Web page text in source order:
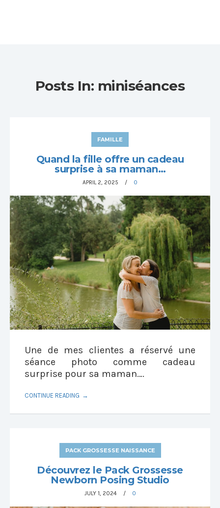
Posts In: miniséances
FAMILLE
Quand la fille offre un cadeau
surprise à sa maman…
APRIL 2, 2025 0
Une de mes clientes a réservé une
séance photo comme cadeau
surprise pour sa maman….
CONTINUE READING
PACK GROSSESSE NAISSANCE
Découvrez le Pack Grossesse
Newborn Posing Studio
JULY 1, 2024 0